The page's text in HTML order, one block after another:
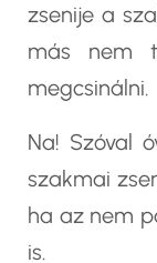
zsenije a
más nem
megcsinálni.
Na! Szóval
szakmai
ha az nem
is.